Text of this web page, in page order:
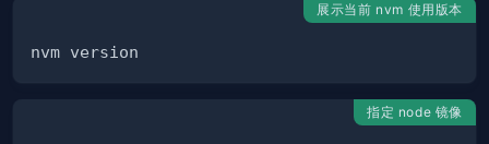
展示当前 nvm 使用版本
指定 node 镜像